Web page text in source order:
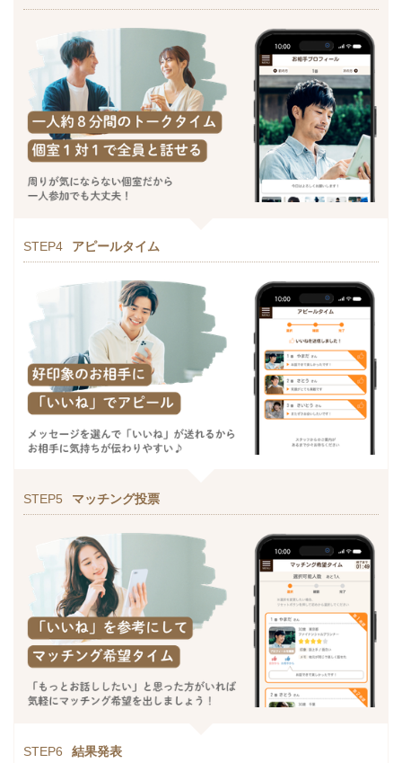
STEP4 アピールタイム
STEP5 マッチング投票
STEP6 結果発表